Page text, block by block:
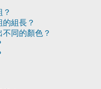
組長？
同的顏色？